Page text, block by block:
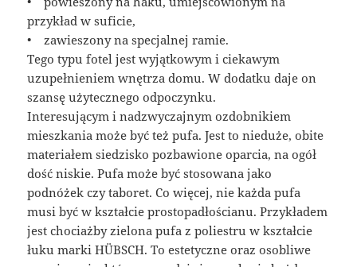
przykład w suficie,
• zawieszony na specjalnej ramie.
Tego typu fotel jest wyjątkowym i ciekawym
uzupełnieniem wnętrza domu. W dodatku daje on
szansę użytecznego odpoczynku.
Interesującym i nadzwyczajnym ozdobnikiem
mieszkania może być też pufa. Jest to nieduże, obite
materiałem siedzisko pozbawione oparcia, na ogół
dość niskie. Pufa może być stosowana jako
podnóżek czy taboret. Co więcej, nie każda pufa
musi być w kształcie prostopadłościanu. Przykładem
jest chociażby zielona pufa z poliestru w kształcie
łuku marki HÜBSCH. To estetyczne oraz osobliwe